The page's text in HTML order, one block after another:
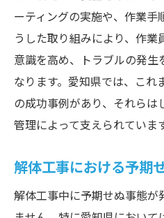
性
愛知県での解体工事を
備とトラブル対応策
事前準備の具体的
愛知県での成功事
解体工事後のフォ
プ
ーティングの実施や、作業手
うした取り組みにより、作業
意識を高め、トラブルの発生
なります。愛知県では、これ
の成功事例があり、それらは
管理によって支えられています
解体工事における予期
解体工事中に予期せぬ事態が